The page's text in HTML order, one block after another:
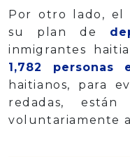
Por otro lado, el
su plan de
inmigrantes
1,782
haitianos, para
redadas,
voluntariamente